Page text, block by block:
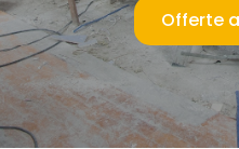
Offerte